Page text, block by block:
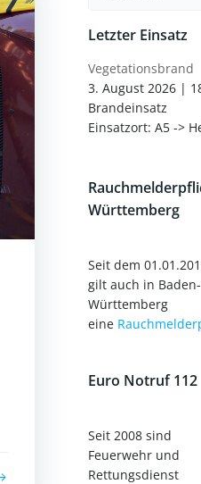
Letzter Einsatz
Vegetationsbrand
3. August 2026 |
Brandeinsatz
Einsatzort: A5 ->
Württemberg
Seit dem
gilt auch in Baden-
Württemberg
eine
Euro Notruf 112
Seit 2008 sind
Feuerwehr und
Rettungsdienst